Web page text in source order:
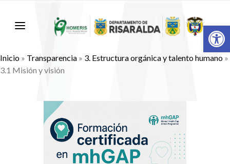
Inicio » Transparencia » 3. Estructura orgánica y talento humano »
3.1 Misión y visión